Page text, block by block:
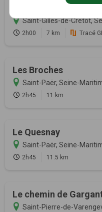
Saint-Gilles-de-Crétot,
2h00 7 km Tracé
Les Broches
Saint-Paër, Seine-
2h45 11 km
Le Quesnay
Saint-Paër, Seine-
2h45 11.5 km
Le chemin de
Saint-Pierre-de-